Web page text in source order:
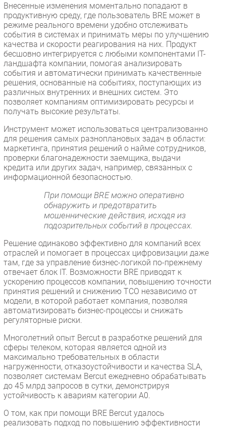
Внесенные изменения моментально попадают в
продуктивную среду, где пользователь BRE может в
режиме реального времени удобно отслеживать
события в системах и принимать меры по улучшению
качества и скорости реагирования на них. Продукт
бесшовно интегрируется с любыми компонентами IT-
ландшафта компании, помогая анализировать
события и автоматически принимать качественные
решения, основанные на событиях, поступающих из
различных внутренних и внешних систем. Это
позволяет компаниям оптимизировать ресурсы и
получать высокие результаты.
Инструмент может использоваться централизованно
для решения самых разноплановых задач в области:
маркетинга, принятия решений о найме сотрудников,
проверки благонадежности заемщика, выдачи
кредита или других задач, например, связанных с
информационной безопасностью.
При помощи BRE можно оперативно
обнаружить и предотвратить
мошеннические действия, исходя из
подозрительных событий в процессах.
Решение одинаково эффективно для компаний всех
отраслей и помогает в процессах цифровизации даже
там, где за управление бизнес-логикой по-прежнему
отвечает блок IT. Возможности BRE приводят к
ускорению процессов компании, повышению точности
принятия решений и снижению ТСО независимо от
модели, в которой работает компания, позволяя
автоматизировать бизнес-процессы и снижать
регуляторные риски.
Многолетний опыт Bercut в разработке решений для
сферы телеком, которая является одной из
максимально требовательных в области
нагруженности, отказоустойчивости и качества SLA,
позволяет системам Bercut ежедневно обрабатывать
до 45 млрд запросов в сутки, демонстрируя
устойчивость к авариям категории А0.
О том, как при помощи BRE Bercut удалось
реализовать подход по повышению эффективности